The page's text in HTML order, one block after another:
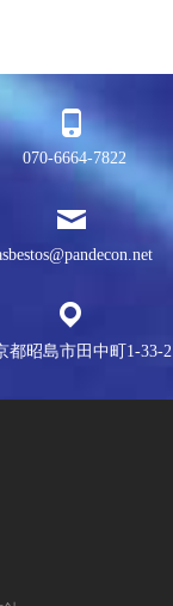
070-6664-7822
都昭島市田中町1-33-2